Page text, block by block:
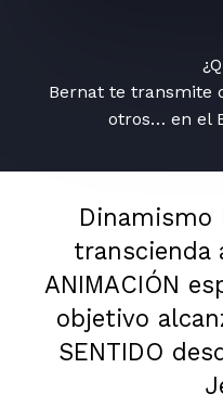
Bernat te transmite
otros… en el
Dinamismo
transcienda
ANIMACIÓN
objetivo
SENTIDO